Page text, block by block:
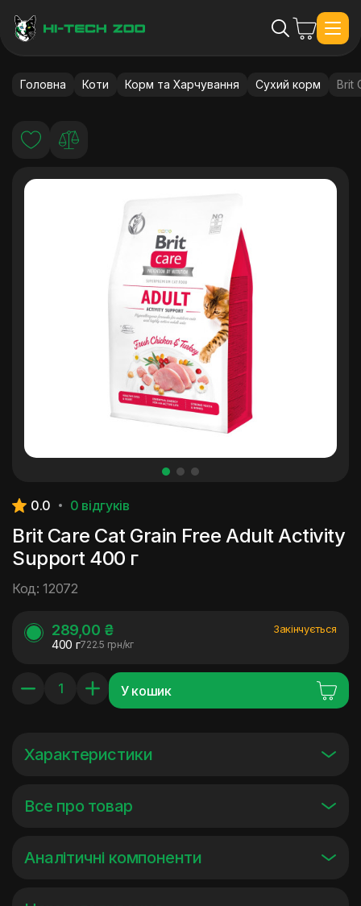
Головна Коти Корм та Харчування Сухий корм Brit
0.0 0 відгуків
Brit Care Cat Grain Free Adult Activity
Support 400 г
Код: 12072
400 г722.5 грн/кг
289,00 ₴ Закінчується
У кошик
Характеристики
Все про товар
Аналітичні компоненти